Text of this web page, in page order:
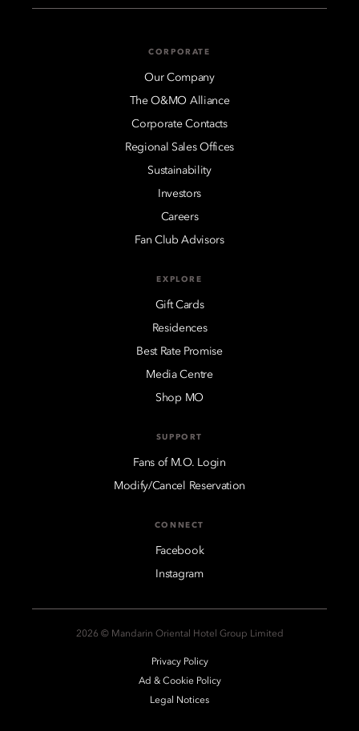
CORPORATE
Our Company
The O&MO Alliance
Corporate Contacts
Regional Sales Offices
Sustainability
Investors
Careers
Fan Club Advisors
EXPLORE
Gift Cards
Residences
Best Rate Promise
Media Centre
Shop MO
SUPPORT
Fans of M.O. Login
Modify/Cancel Reservation
CONNECT
Facebook
Instagram
2026 © Mandarin Oriental Hotel Group Limited
Privacy Policy
Ad & Cookie Policy
Legal Notices